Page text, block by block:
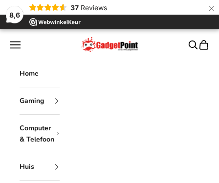
8,6
37 Reviews ×
Naar inhoud
Gadgetpoint
Menu Zoeken
Home
Gaming
Computer
& Telefoon
Huis